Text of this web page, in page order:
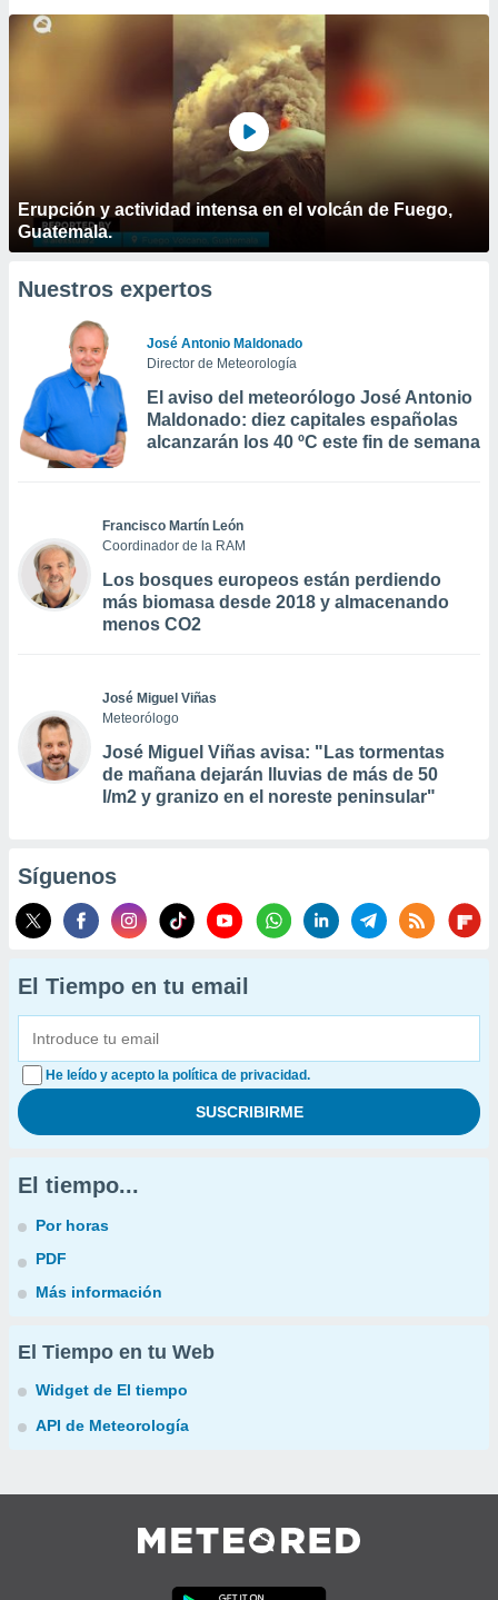
Erupción y actividad intensa en el volcán de Fuego,
Guatemala.
Nuestros expertos
José Antonio Maldonado
Director de Meteorología
El aviso del meteorólogo José Antonio
Maldonado: diez capitales españolas
alcanzarán los 40 ºC este fin de semana
Francisco Martín León
Coordinador de la RAM
Los bosques europeos están perdiendo
más biomasa desde 2018 y almacenando
menos CO2
José Miguel Viñas
Meteorólogo
José Miguel Viñas avisa: "Las tormentas
de mañana dejarán lluvias de más de 50
l/m2 y granizo en el noreste peninsular"
Síguenos
El Tiempo en tu email
He leído y acepto la política de privacidad.
El tiempo...
Por horas
PDF
Más información
El Tiempo en tu Web
Widget de El tiempo
API de Meteorología